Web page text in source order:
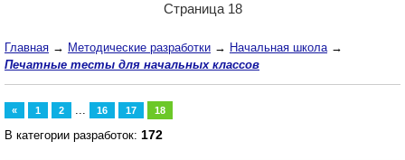
Страница 18
Главная → Методические разработки → Начальная школа→
Печатные тесты для начальных классов
« 1 2 ... 16 17 18
В категории разработок: 172